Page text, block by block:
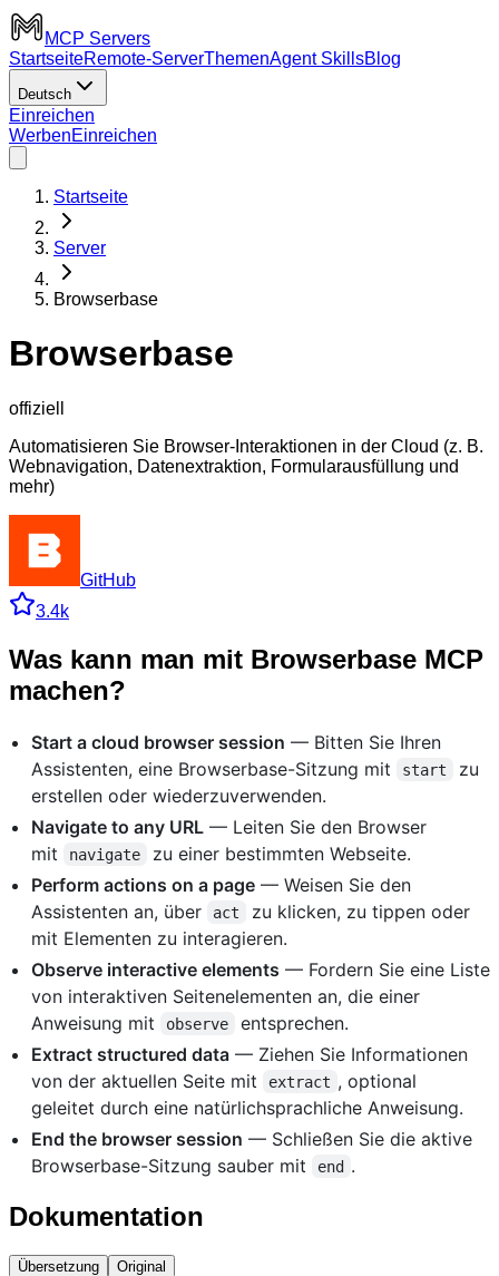
MCP Servers
StartseiteRemote-ServerThemenAgent SkillsBlog
Deutsch
Einreichen
WerbenEinreichen
Startseite
Server
Browserbase
Browserbase
offiziell
Automatisieren Sie Browser-Interaktionen in der Cloud (z. B.
Webnavigation, Datenextraktion, Formularausfüllung und
mehr)
GitHub
3.4k
Was kann man mit Browserbase MCP
machen?
Start a cloud browser session — Bitten Sie Ihren
Assistenten, eine Browserbase-Sitzung mit
start
zu
erstellen oder wiederzuverwenden.
Navigate to any URL — Leiten Sie den Browser
mit
navigate
zu einer bestimmten Webseite.
Perform actions on a page — Weisen Sie den
Assistenten an, über
act
zu klicken, zu tippen oder
mit Elementen zu interagieren.
Observe interactive elements — Fordern Sie eine Liste
von interaktiven Seitenelementen an, die einer
Anweisung mit
observe
entsprechen.
Extract structured data — Ziehen Sie Informationen
von der aktuellen Seite mit
extract , optional
geleitet durch eine natürlichsprachliche Anweisung.
End the browser session — Schließen Sie die aktive
Browserbase-Sitzung sauber mit
end .
Dokumentation
Übersetzung
Original